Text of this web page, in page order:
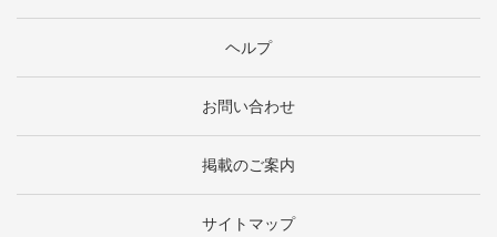
ヘルプ
お問い合わせ
掲載のご案内
サイトマップ